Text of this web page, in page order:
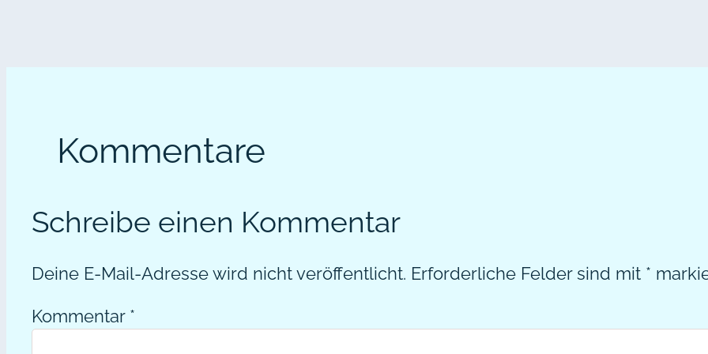
Kommentare
Schreibe einen Kommentar
Deine E-Mail-Adresse wird nicht veröffentlicht. Erforderliche Felder sind mit *
Kommentar *